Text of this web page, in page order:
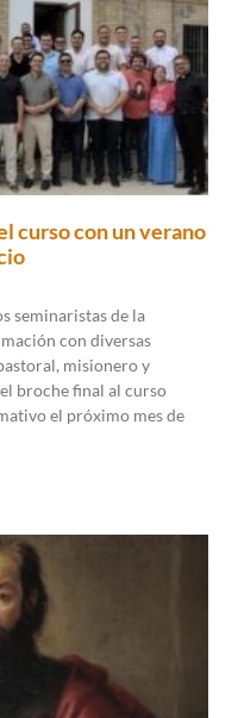
curso con un verano
seminaristas de la
con diversas
misionero y
broche final al curso
el próximo mes de